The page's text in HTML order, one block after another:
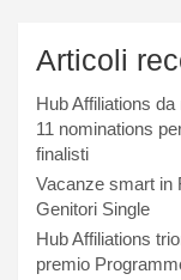
Articoli
Hub Affiliations
11 nominations
finalisti
Vacanze smart in
Genitori Single
Hub Affiliations
premio